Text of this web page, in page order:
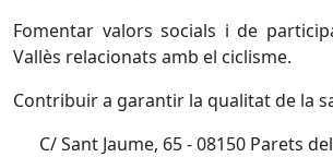
Fomentar valors socials i de
Vallès relacionats amb el ciclisme.
Contribuir a garantir la qualitat de la
C/ Sant Jaume, 65 - 08150 Parets